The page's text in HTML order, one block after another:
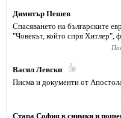
Димитър Пешев
Спасяването на българските
"Човекът, който спря Хитлер",
Васил Левски
Писма и документи от
Стара София в снимки и